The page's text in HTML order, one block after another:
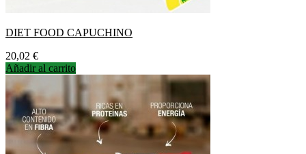
DIET FOOD CAPUCHINO
Precio
20,02 €
Añadir al carrito